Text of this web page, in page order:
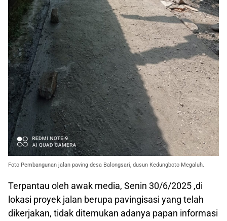
Foto Pembangunan jalan paving desa Balongsari, dusun Kedungboto Megaluh.
Terpantau oleh awak media, Senin 30/6/2025 ,di
lokasi proyek jalan berupa pavingisasi yang telah
dikerjakan, tidak ditemukan adanya papan informasi